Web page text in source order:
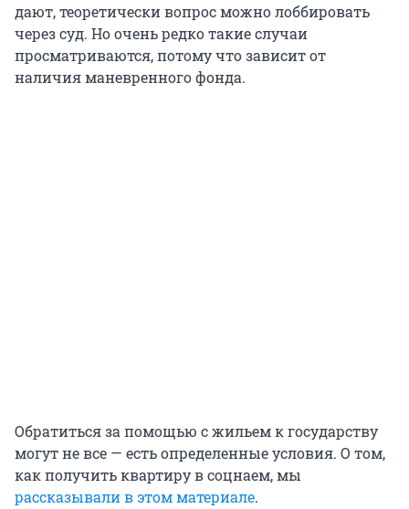
дают, теоретически вопрос можно лоббировать
через суд. Но очень редко такие случаи
просматриваются, потому что зависит от
наличия маневренного фонда.
Обратиться за помощью с жильем к государству
могут не все — есть определенные условия. О том,
как получить квартиру в соцнаем, мы
рассказывали в этом материале.